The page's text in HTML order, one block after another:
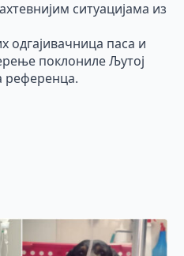
ситуацијама из
одгајивачница паса и
поклониле Љутој
референца.